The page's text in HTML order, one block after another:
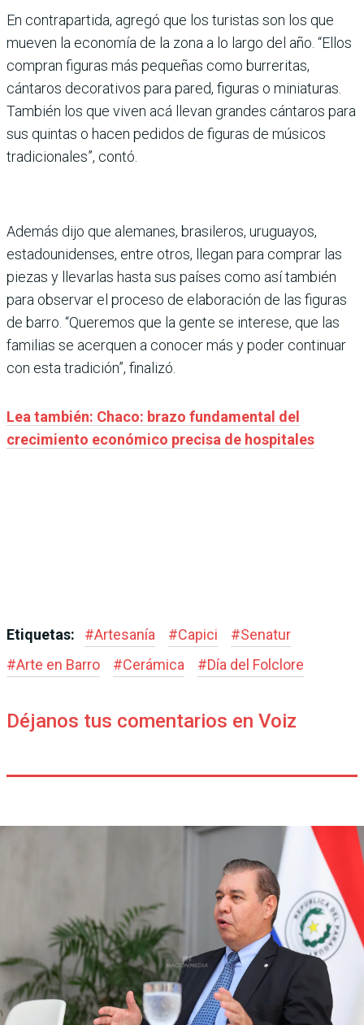
En contrapartida, agregó que los turistas son los que
mueven la economía de la zona a lo largo del año. “Ellos
compran figuras más pequeñas como burreritas,
cántaros decorativos para pared, figuras o miniaturas.
También los que viven acá llevan grandes cántaros para
sus quintas o hacen pedidos de figuras de músicos
tradicionales”, contó.
Además dijo que alemanes, brasileros, uruguayos,
estadounidenses, entre otros, llegan para comprar las
piezas y llevarlas hasta sus países como así también
para observar el proceso de elaboración de las figuras
de barro. “Queremos que la gente se interese, que las
familias se acerquen a conocer más y poder continuar
con esta tradición”, finalizó.
Lea también: Chaco: brazo fundamental del
crecimiento económico precisa de hospitales
Etiquetas: #Artesanía #Capici #Senatur
#Arte en Barro #Cerámica #Día del Folclore
Déjanos tus comentarios en Voiz